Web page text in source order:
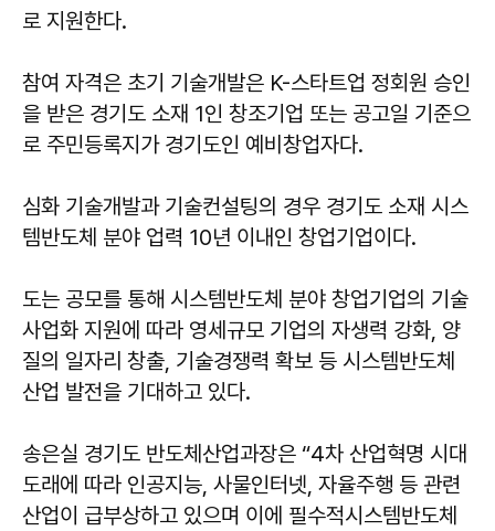
로 지원한다.
참여 자격은 초기 기술개발은 K-스타트업 정회원 승인
을 받은 경기도 소재 1인 창조기업 또는 공고일 기준으
로 주민등록지가 경기도인 예비창업자다.
심화 기술개발과 기술컨설팅의 경우 경기도 소재 시스
템반도체 분야 업력 10년 이내인 창업기업이다.
도는 공모를 통해 시스템반도체 분야 창업기업의 기술
사업화 지원에 따라 영세규모 기업의 자생력 강화, 양
질의 일자리 창출, 기술경쟁력 확보 등 시스템반도체
산업 발전을 기대하고 있다.
송은실 경기도 반도체산업과장은 “4차 산업혁명 시대
도래에 따라 인공지능, 사물인터넷, 자율주행 등 관련
산업이 급부상하고 있으며 이에 필수적시스템반도체